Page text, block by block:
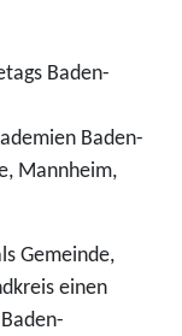
Baden-
Baden-
Mannheim,
Gemeinde,
einen